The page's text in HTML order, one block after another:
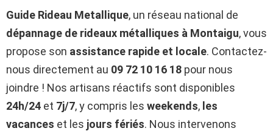
Guide Rideau Metallique, un réseau national de
dépannage de rideaux métalliques à Montaigu, vous
propose son assistance rapide et locale. Contactez-
nous directement au 09 72 10 16 18 pour nous
joindre ! Nos artisans réactifs sont disponibles
24h/24 et 7j/7, y compris les weekends, les
vacances et les jours fériés. Nous intervenons